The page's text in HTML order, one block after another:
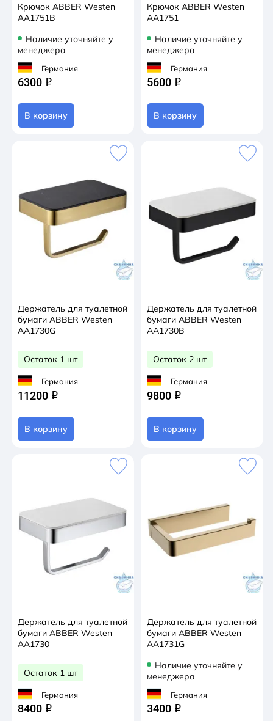
Крючок ABBER Westen
AA1751B
Наличие уточняйте у
менеджера
Германия
6300 q
В корзину
Крючок ABBER Westen
AA1751
Наличие уточняйте у
менеджера
Германия
5600 q
В корзину
Держатель для туалетной
бумаги ABBER Westen
AA1730G
Остаток 1 шт
Германия
11200 q
В корзину
Держатель для туалетной
бумаги ABBER Westen
AA1730B
Остаток 2 шт
Германия
9800 q
В корзину
Держатель для туалетной
бумаги ABBER Westen
AA1730
Остаток 1 шт
Германия
8400 q
Держатель для туалетной
бумаги ABBER Westen
AA1731G
Наличие уточняйте у
менеджера
Германия
3400 q